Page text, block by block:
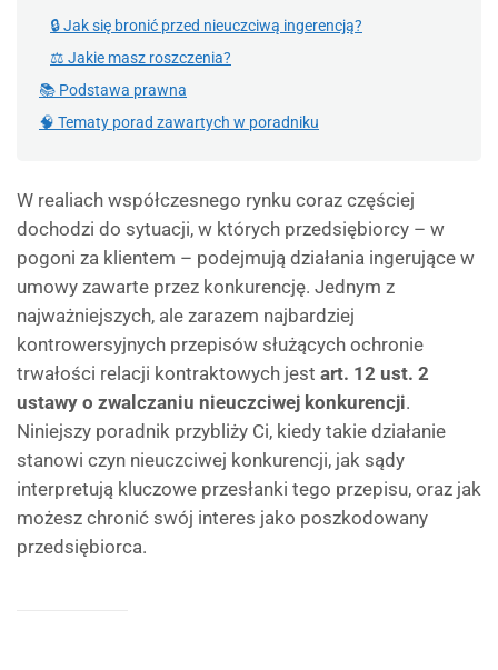
🔒 Jak się bronić przed nieuczciwą ingerencją?
⚖️ Jakie masz roszczenia?
📚 Podstawa prawna
🧠 Tematy porad zawartych w poradniku
W realiach współczesnego rynku coraz częściej
dochodzi do sytuacji, w których przedsiębiorcy – w
pogoni za klientem – podejmują działania ingerujące w
umowy zawarte przez konkurencję. Jednym z
najważniejszych, ale zarazem najbardziej
kontrowersyjnych przepisów służących ochronie
trwałości relacji kontraktowych jest art. 12 ust. 2
ustawy o zwalczaniu nieuczciwej konkurencji.
Niniejszy poradnik przybliży Ci, kiedy takie działanie
stanowi czyn nieuczciwej konkurencji, jak sądy
interpretują kluczowe przesłanki tego przepisu, oraz jak
możesz chronić swój interes jako poszkodowany
przedsiębiorca.